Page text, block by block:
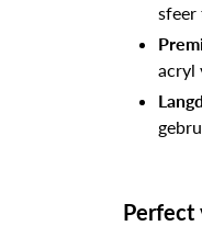
sfeer
acryl
Perfect